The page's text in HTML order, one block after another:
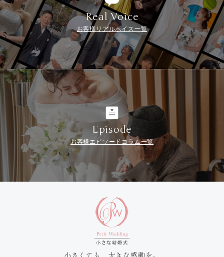
Real Voice
お客様リアルボイス一覧
Episode
お客様エピソードコラム一覧
小さくても、大きな感動を。